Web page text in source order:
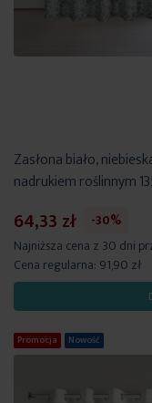
Zasłona biało,
nadrukiem roślinnym
64,33 zł
-30%
Najniższa cena z 30 dni
Cena regularna: 91,90 zł
Promocja Nowość